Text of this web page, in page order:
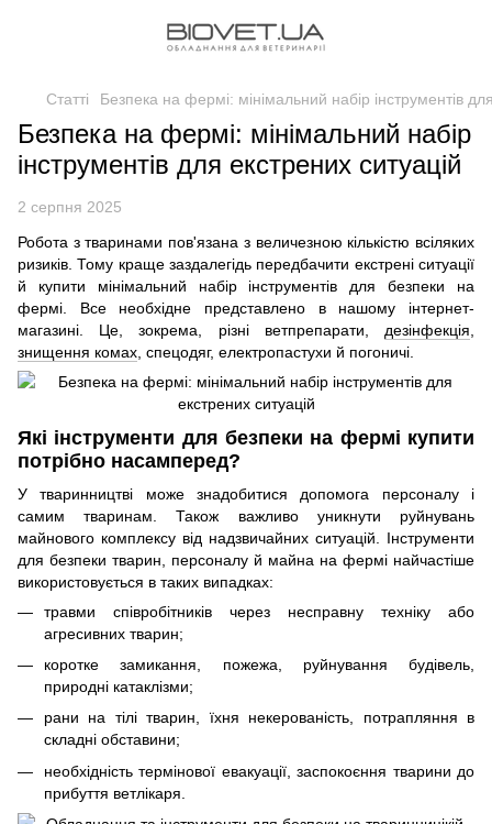
Статті Безпека на фермі: мінімальний набір інструментів
Безпека на фермі: мінімальний набір
інструментів для екстрених ситуацій
2 серпня 2025
Робота з тваринами пов'язана з величезною кількістю всіляких
ризиків. Тому краще заздалегідь передбачити екстрені ситуації
й купити мінімальний набір інструментів для безпеки на
фермі. Все необхідне представлено в нашому інтернет-
магазині. Це, зокрема, різні ветпрепарати, дезінфекція
знищення комах , спецодяг, електропастухи й погоничі.
Які інструменти для безпеки на фермі купити
потрібно насамперед?
У тваринництві може знадобитися допомога персоналу і
самим тваринам. Також важливо уникнути руйнувань
майнового комплексу від надзвичайних ситуацій. Інструменти
для безпеки тварин, персоналу й майна на фермі найчастіше
використовується в таких випадках:
травми співробітників через несправну техніку або
агресивних тварин;
коротке замикання, пожежа, руйнування будівель,
природні катаклізми;
рани на тілі тварин, їхня некерованість, потрапляння в
складні обставини;
необхідність термінової евакуації, заспокоєння тварини до
прибуття ветлікаря.